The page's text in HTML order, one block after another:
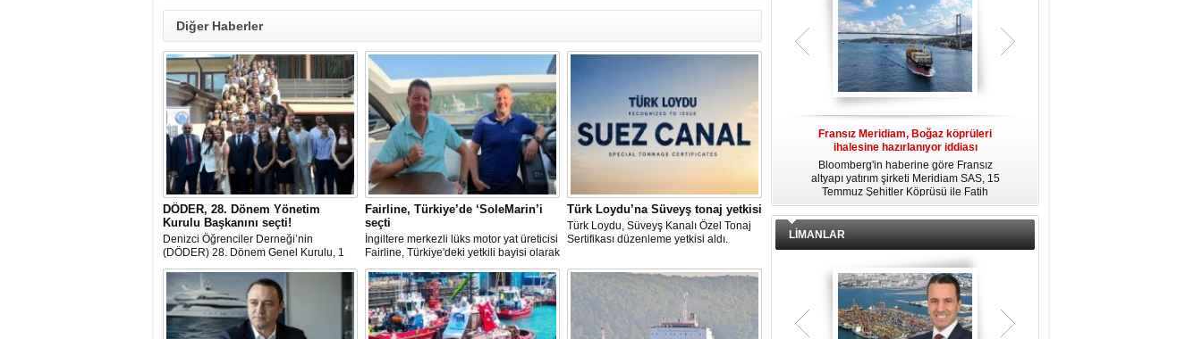
Diğer Haberler
DÖDER, 28. Dönem Yönetim
Kurulu Başkanını seçti!
Denizci Öğrenciler Derneği’nin
(DÖDER) 28. Dönem Genel Kurulu, 1
Ağustos Cumartesi günü Türkiye Gemi
Sanayicileri Birliği (GİSBİR) ev
sahipliğinde gerçekleştirildi.
Fairline, Türkiye’de ‘SoleMarin’i
seçti
İngiltere merkezli lüks motor yat üreticisi
Fairline, Türkiye'deki yetkili bayisi olarak
SoleMarin Yachting'i seçti.
Türk Loydu’na Süveyş tonaj yetkisi
Türk Loydu, Süveyş Kanalı Özel Tonaj
Sertifikası düzenleme yetkisi aldı.
Fransız Meridiam, Boğaz köprüleri
ihalesine hazırlanıyor iddiası
Bloomberg'in haberine göre Fransız
altyapı yatırım şirketi Meridiam SAS, 15
Temmuz Şehitler Köprüsü ile Fatih
Sultan Mehmet Köprüsü'nün
özelleştirilmesine yönelik ihaleyle
zamanda kendi yat limanı, helikopter
pisti ve seçkin villaları da içeren koca
LİMANLAR